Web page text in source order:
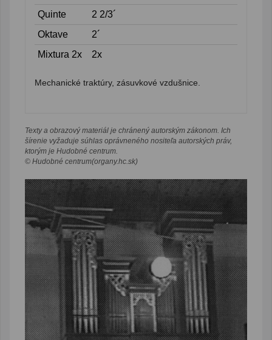
Quinte
2 2/3´
Oktave
2´
Mixtura 2x
2x
Mechanické traktúry, zásuvkové vzdušnice.
Texty a obrazový materiál je chránený autorským zákonom. Ich
šírenie vyžaduje súhlas oprávneného nositeľa autorských práv,
ktorým je Hudobné centrum.
© Hudobné centrum(organy.hc.sk)